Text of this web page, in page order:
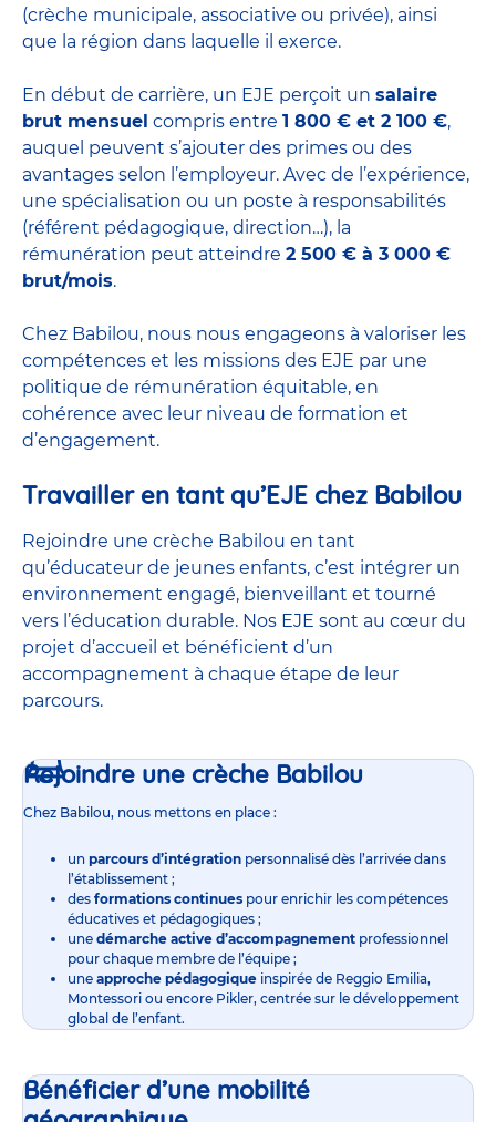
(crèche municipale, associative ou privée), ainsi
que la région dans laquelle il exerce.
En début de carrière, un EJE perçoit un salaire
brut mensuel compris entre 1 800 € et 2 100 €,
auquel peuvent s’ajouter des primes ou des
avantages selon l’employeur. Avec de l’expérience,
une spécialisation ou un poste à responsabilités
(référent pédagogique, direction…), la
rémunération peut atteindre 2 500 € à 3 000 €
brut/mois.
Chez Babilou, nous nous engageons à valoriser les
compétences et les missions des EJE par une
politique de rémunération équitable, en
cohérence avec leur niveau de formation et
d’engagement.
Travailler en tant qu’EJE chez Babilou
Rejoindre une crèche Babilou en tant
qu’éducateur de jeunes enfants, c’est intégrer un
environnement engagé, bienveillant et tourné
vers l’éducation durable. Nos EJE sont au cœur du
projet d’accueil et bénéficient d’un
accompagnement à chaque étape de leur
parcours.
Rejoindre une crèche Babilou
Chez Babilou, nous mettons en place :
un parcours d’intégration personnalisé dès l’arrivée dans
l’établissement ;
des formations continues pour enrichir les compétences
éducatives et pédagogiques ;
une démarche active d’accompagnement professionnel
pour chaque membre de l’équipe ;
une approche pédagogique inspirée de Reggio Emilia,
Montessori ou encore Pikler, centrée sur le développement
global de l’enfant.
Bénéficier d’une mobilité